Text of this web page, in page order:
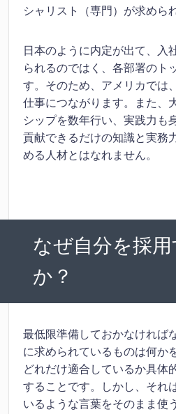
シャリスト（専門）が求めら
日本のように内定が出て、入
られるのではく、各部署のト
す。そのため、アメリカでは
仕事につながります。また、
シップを数年行い、実践力も
貢献できるだけの知識と実務
める人材とはなれません。
なぜ自分を採
か？
最低限準備しておかなければ
に求められているものは何か
どれだけ適合しているか具体
することです。しかし、それ
いるような言葉をそのまま使